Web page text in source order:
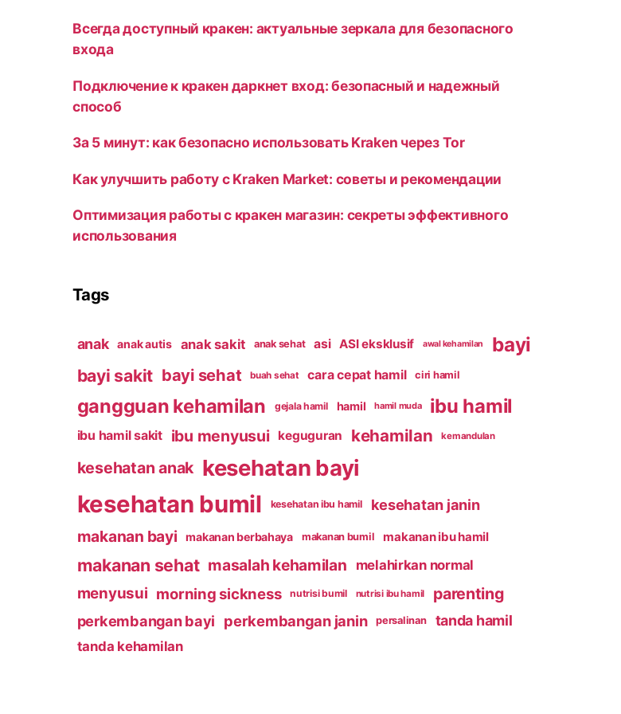
Всегда доступный кракен: актуальные зеркала для безопасного
входа
Подключение к кракен даркнет вход: безопасный и надежный
способ
За 5 минут: как безопасно использовать Kraken через Tor
Как улучшить работу с Kraken Market: советы и рекомендации
Оптимизация работы с кракен магазин: секреты эффективного
использования
Tags
anak anak autis anak sakit anak sehat asi ASI eksklusif awal kehamilan bayi
bayi sakit bayi sehat buah sehat cara cepat hamil ciri hamil
gangguan kehamilan gejala hamil hamil hamil muda ibu hamil
ibu hamil sakit ibu menyusui keguguran kehamilan kemandulan
kesehatan anak kesehatan bayi
kesehatan bumil kesehatan ibu hamil kesehatan janin
makanan bayi makanan berbahaya makanan bumil makanan ibu hamil
makanan sehat masalah kehamilan melahirkan normal
menyusui morning sickness nutrisi bumil nutrisi ibu hamil parenting
perkembangan bayi perkembangan janin persalinan tanda hamil
tanda kehamilan